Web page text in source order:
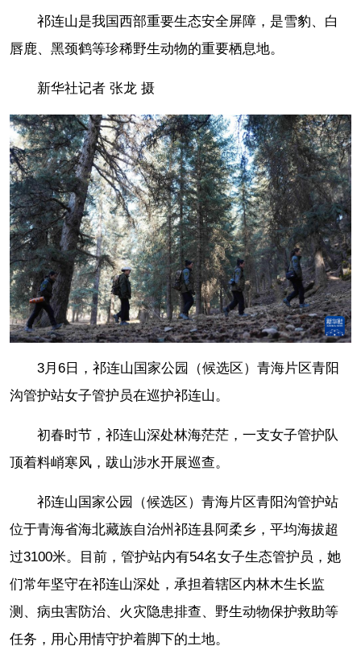
祁连山是我国西部重要生态安全屏障，是雪豹、白
唇鹿、黑颈鹤等珍稀野生动物的重要栖息地。
新华社记者 张龙 摄
3月6日，祁连山国家公园（候选区）青海片区青阳
沟管护站女子管护员在巡护祁连山。
初春时节，祁连山深处林海茫茫，一支女子管护队
顶着料峭寒风，跋山涉水开展巡查。
祁连山国家公园（候选区）青海片区青阳沟管护站
位于青海省海北藏族自治州祁连县阿柔乡，平均海拔超
过3100米。目前，管护站内有54名女子生态管护员，她
们常年坚守在祁连山深处，承担着辖区内林木生长监
测、病虫害防治、火灾隐患排查、野生动物保护救助等
任务，用心用情守护着脚下的土地。